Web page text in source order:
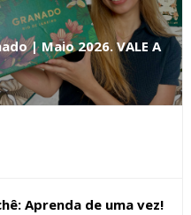
| Maio 2026. VALE A
Aprenda de uma vez!